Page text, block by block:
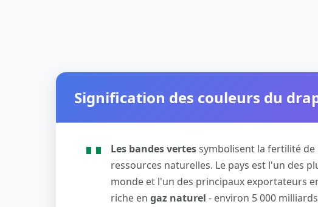
Signification des couleurs du
Les bandes vertessymbolisent la fertilité
ressources naturelles. Le pays est l'un des
monde et l'un des principaux exportateurs
riche en gaz naturel - environ 5 000